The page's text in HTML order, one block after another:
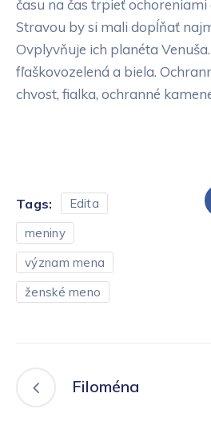
času na čas trpieť ochoreniami
Stravou by si mali dopĺňať
Ovplyvňuje ich planéta
fľaškovozelená a biela.
chvost, fialka, ochranné
Tags:
Edita
meniny
význam mena
ženské meno
Filoména